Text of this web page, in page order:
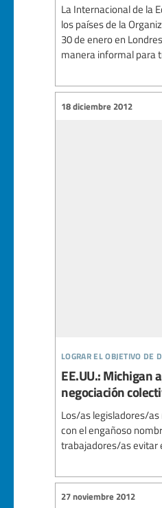
La Internacional de la
los países de la
30 de enero en
manera informal para
lograr el objetivo de
18 diciembre 2012
EE.UU.: Michigan
negociación
Los/as legisladores/
con el engañoso
trabajadores/as evitar
27 noviembre 2012